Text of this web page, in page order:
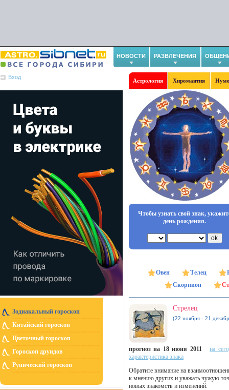
НОВОСТИ РАЗВЛЕЧЕНИЯ
Вход
Астрология Хиромантия
Зодиакальный гороскоп
Китайский гороскоп
Цветочный гороскоп
Гороскоп друидов
Рунический гороскоп
Чтобы узнать свой знак,
день рождения.
Овен Телец
Скорпион
Стрелец
(22 ноября - 21
прогноз на 18 июня 2011
на
характеристика знака
Обратите внимание на
к мнению других и уважать чужую
новых знакомств и изменений.